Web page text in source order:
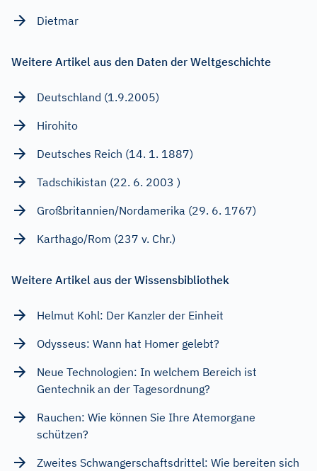
Dietmar
Weitere Artikel aus den Daten der Weltgeschichte
Deutschland (1.9.2005)
Hirohito
Deutsches Reich (14. 1. 1887)
Tadschikistan (22. 6. 2003 )
Großbritannien/Nordamerika (29. 6. 1767)
Karthago/Rom (237 v. Chr.)
Weitere Artikel aus der Wissensbibliothek
Helmut Kohl: Der Kanzler der Einheit
Odysseus: Wann hat Homer gelebt?
Neue Technologien: In welchem Bereich ist
Gentechnik an der Tagesordnung?
Rauchen: Wie können Sie Ihre Atemorgane
schützen?
Zweites Schwangerschaftsdrittel: Wie bereiten sich